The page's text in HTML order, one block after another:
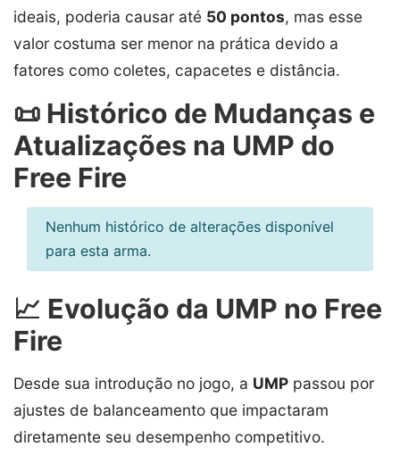
ideais, poderia causar até 50 pontos, mas esse
valor costuma ser menor na prática devido a
fatores como coletes, capacetes e distância.
📜 Histórico de Mudanças e
Atualizações na UMP do
Free Fire
Nenhum histórico de alterações disponível
para esta arma.
📈 Evolução da UMP no Free
Fire
Desde sua introdução no jogo, a UMP passou por
ajustes de balanceamento que impactaram
diretamente seu desempenho competitivo.